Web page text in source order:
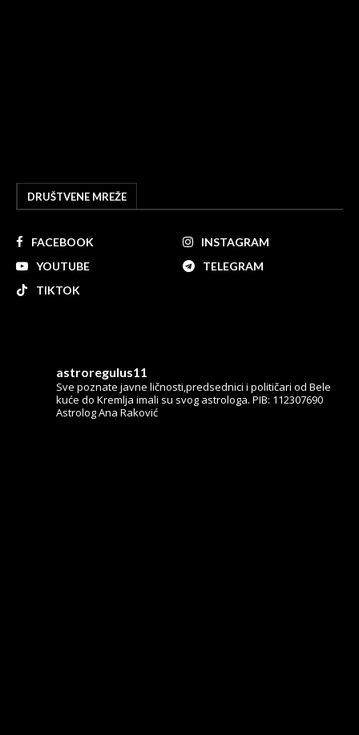
DRUŠTVENE MREŽE
FACEBOOK
INSTAGRAM
YOUTUBE
TELEGRAM
TIKTOK
astroregulus11
Sve poznate javne ličnosti,predsednici i političari od Bele
kuće do Kremlja imali su svog astrologa. PIB: 112307690
Astrolog Ana Raković